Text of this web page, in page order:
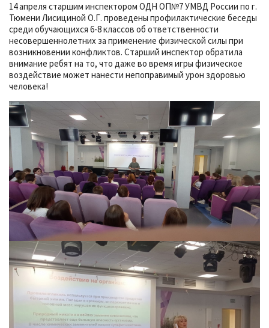
14 апреля старшим инспектором ОДН ОП№7 УМВД России по г.
Тюмени Лисициной О.Г. проведены профилактические беседы
среди обучающихся 6-8 классов об ответственности
несовершеннолетних за применение физической силы при
возникновении конфликтов. Старший инспектор обратила
внимание ребят на то, что даже во время игры физическое
воздействие может нанести непоправимый урон здоровью
человека!